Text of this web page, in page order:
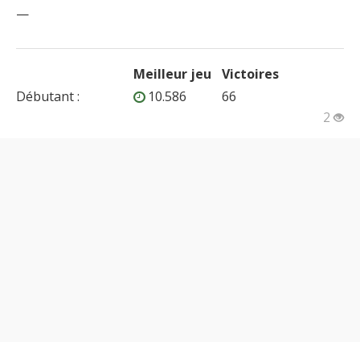
—
Meilleur jeu
Victoires
Débutant: 10.586
66
2